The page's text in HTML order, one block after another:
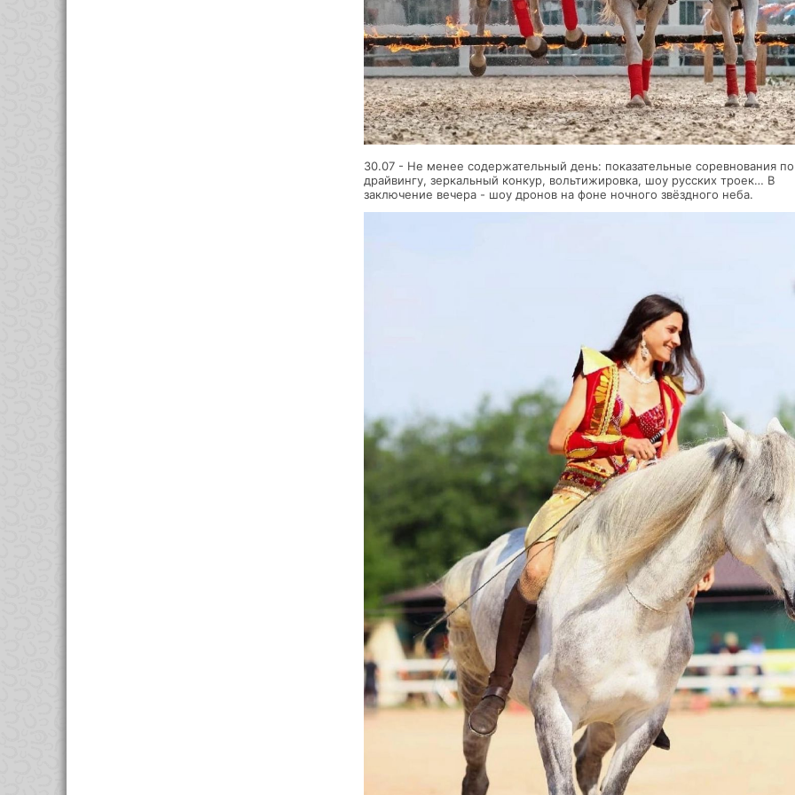
30.07 - Не менее содержательный день: показательные соревнования по
драйвингу, зеркальный конкур, вольтижировка, шоу русских троек… В
заключение вечера - шоу дронов на фоне ночного звёздного неба.